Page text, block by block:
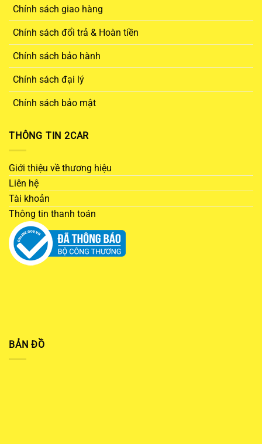
Chính sách giao hàng
Chính sách đổi trả & Hoàn tiền
Chính sách bảo hành
Chính sách đại lý
Chính sách bảo mật
THÔNG TIN 2CAR
Giới thiệu về thương hiệu
Liên hệ
Tài khoản
Thông tin thanh toán
BẢN ĐỒ